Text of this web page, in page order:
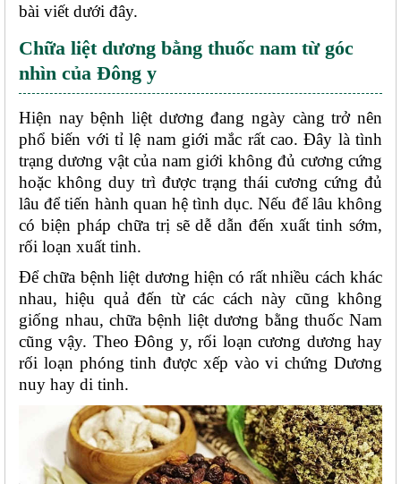
bài viết dưới đây.
Chữa liệt dương bằng thuốc nam từ góc
nhìn của Đông y
Hiện nay bệnh liệt dương đang ngày càng trở nên
phổ biến với tỉ lệ nam giới mắc rất cao. Đây là tình
trạng dương vật của nam giới không đủ cương cứng
hoặc không duy trì được trạng thái cương cứng đủ
lâu để tiến hành quan hệ tình dục. Nếu để lâu không
có biện pháp chữa trị sẽ dễ dẫn đến xuất tinh sớm,
rối loạn xuất tinh.
Để chữa bệnh liệt dương hiện có rất nhiều cách khác
nhau, hiệu quả đến từ các cách này cũng không
giống nhau, chữa bệnh liệt dương bằng thuốc Nam
cũng vậy. Theo Đông y, rối loạn cương dương hay
rối loạn phóng tinh được xếp vào vi chứng Dương
nuy hay di tinh.